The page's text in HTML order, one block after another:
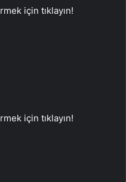
için tıklayın!
için tıklayın!